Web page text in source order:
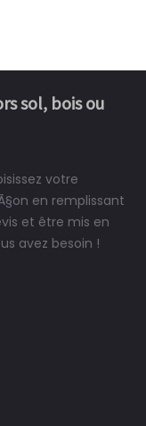
sol, bois ou
votre
en remplissant
et être mis en
avez besoin !